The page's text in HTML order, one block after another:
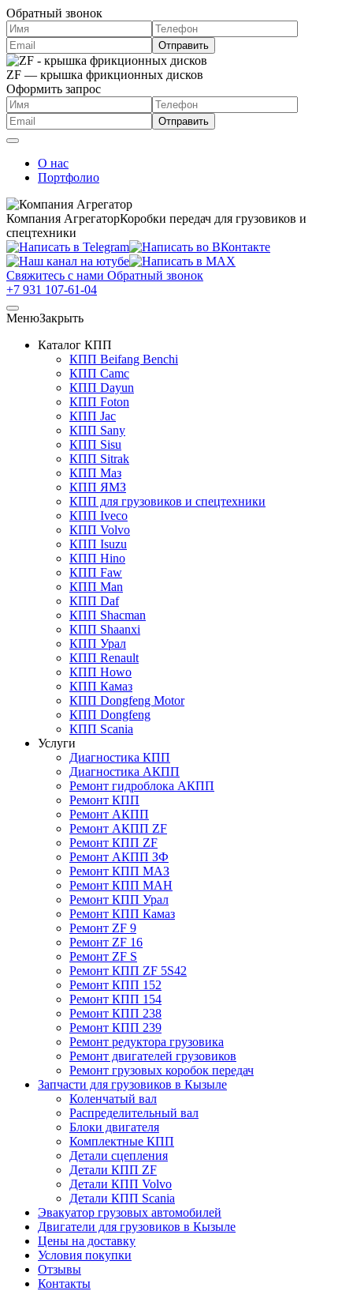
Обратный звонок
ZF — крышка фрикционных дисков
Оформить запрос
О нас
Портфолио
Компания АгрегаторКоробки передач для грузовиков и
спецтехники
Свяжитесь с нами Обратный звонок
+7 931 107-61-04
МенюЗакрыть
Каталог КПП
КПП Beifang Benchi
КПП Camc
КПП Dayun
КПП Foton
КПП Jac
КПП Sany
КПП Sisu
КПП Sitrak
КПП Маз
КПП ЯМЗ
КПП для грузовиков и спецтехники
КПП Iveco
КПП Volvo
КПП Isuzu
КПП Hino
КПП Faw
КПП Man
КПП Daf
КПП Shacman
КПП Shaanxi
КПП Урал
КПП Renault
КПП Howo
КПП Камаз
КПП Dongfeng Motor
КПП Dongfeng
КПП Scania
Услуги
Диагностика КПП
Диагностика АКПП
Ремонт гидроблока АКПП
Ремонт КПП
Ремонт АКПП
Ремонт АКПП ZF
Ремонт КПП ZF
Ремонт АКПП ЗФ
Ремонт КПП МАЗ
Ремонт КПП МАН
Ремонт КПП Урал
Ремонт КПП Камаз
Ремонт ZF 9
Ремонт ZF 16
Ремонт ZF S
Ремонт КПП ZF 5S42
Ремонт КПП 152
Ремонт КПП 154
Ремонт КПП 238
Ремонт КПП 239
Ремонт редуктора грузовика
Ремонт двигателей грузовиков
Ремонт грузовых коробок передач
Запчасти для грузовиков в Кызыле
Коленчатый вал
Распределительный вал
Блоки двигателя
Комплектные КПП
Детали сцепления
Детали КПП ZF
Детали КПП Volvo
Детали КПП Scania
Эвакуатор грузовых автомобилей
Двигатели для грузовиков в Кызыле
Цены на доставку
Условия покупки
Отзывы
Контакты